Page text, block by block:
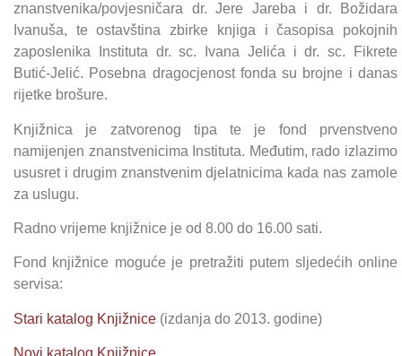
znanstvenika/povjesničara dr. Jere Jareba i dr. Božidara
Ivanuša, te ostavština zbirke knjiga i časopisa pokojnih
zaposlenika Instituta dr. sc. Ivana Jelića i dr. sc. Fikrete
Butić-Jelić. Posebna dragocjenost fonda su brojne i danas
rijetke brošure.
Knjižnica je zatvorenog tipa te je fond prvenstveno
namijenjen znanstvenicima Instituta. Međutim, rado izlazimo
ususret i drugim znanstvenim djelatnicima kada nas zamole
za uslugu.
Radno vrijeme knjižnice je od 8.00 do 16.00 sati.
Fond knjižnice moguće je pretražiti putem sljedećih online
servisa:
Stari katalog Knjižnice (izdanja do 2013. godine)